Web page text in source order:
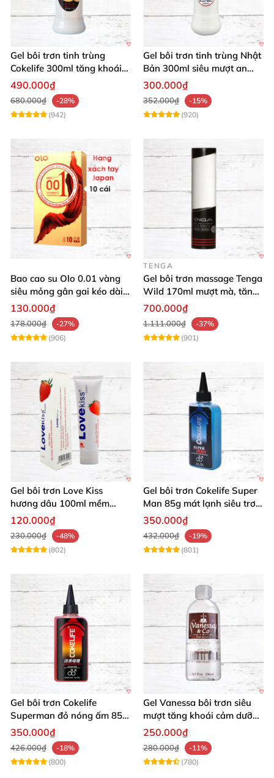
Gel bôi trơn tinh trùng
Cokelife 300ml tăng khoái
cảm, an toàn
490.000₫
680.000₫
-28%
(942)
Gel bôi trơn tinh trùng Nhật
Bản 300ml siêu mượt an
toàn cho yêu
300.000₫
352.000₫
-15%
(920)
Bao cao su Olo 0.01 vàng
siêu mỏng gân gai kéo dài
yêu đỉnh
130.000₫
178.000₫
-27%
(906)
TENGA
Gel bôi trơn massage Tenga
Wild 170ml mượt mà, tăng
khoái cảm
700.000₫
1.111.000₫
-37%
(901)
Gel bôi trơn Love Kiss
hương dâu 100ml mềm
mượt an toàn thơm
120.000₫
230.000₫
-48%
(802)
Gel bôi trơn Cokelife Super
Man 85g mát lạnh siêu trơn
an toàn
350.000₫
432.000₫
-19%
(801)
Gel bôi trơn Cokelife
Superman đỏ nóng ấm 85g
giảm đau rát
350.000₫
426.000₫
-18%
(800)
Gel Vanessa bôi trơn siêu
mượt tăng khoái cảm dưỡng
ẩm 200ml
250.000₫
280.000₫
-11%
(780)